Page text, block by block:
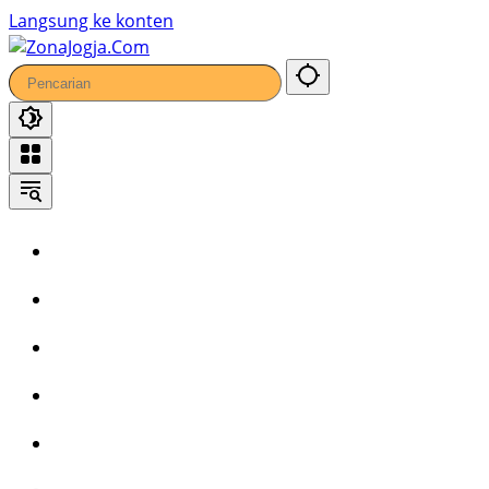
Langsung ke konten